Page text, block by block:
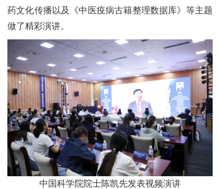
药文化传播以及《中医疫病古籍整理数据库》等主题
做了精彩演讲。
中国科学院院士陈凯先发表视频演讲